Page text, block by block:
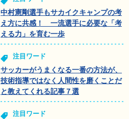
中村憲剛選手もサカイクキャンプの考
え方に共感！ 一流選手に必要な「考
える力」を育む一歩
注目ワード
サッカーがうまくなる一番の方法が、
技術指導ではなく人間性を磨くことだ
と教えてくれる記事７選
注目ワード